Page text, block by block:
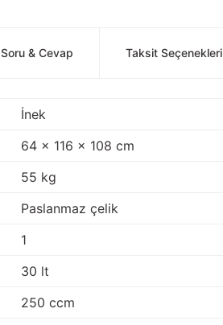
Soru & Cevap Taksit Seçenekleri
İnek
64 x 116 x 108 cm
55 kg
Paslanmaz çelik
1
30 lt
250 ccm